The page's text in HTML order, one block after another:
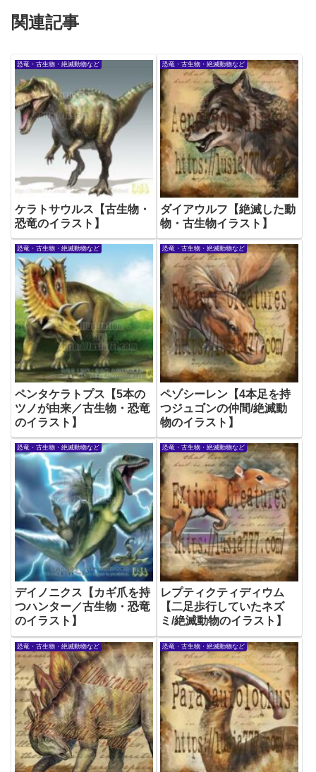
関連記事
恐竜・古生物・絶滅動物など
ケラトサウルス【古生物・
恐竜のイラスト】
恐竜・古生物・絶滅動物など
ダイアウルフ【絶滅した動
物・古生物イラスト】
恐竜・古生物・絶滅動物など
ペンタケラトプス【5本の
ツノが由来／古生物・恐竜
のイラスト】
恐竜・古生物・絶滅動物など
ペゾシーレン【4本足を持
つジュゴンの仲間/絶滅動
物のイラスト】
恐竜・古生物・絶滅動物など
デイノニクス【カギ爪を持
つハンター／古生物・恐竜
のイラスト】
恐竜・古生物・絶滅動物など
レプティクティディウム
【二足歩行していたネズ
ミ/絶滅動物のイラスト】
恐竜・古生物・絶滅動物など 恐竜・古生物・絶滅動物など